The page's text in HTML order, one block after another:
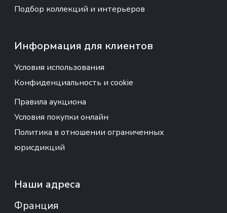
Подбор коллекций и интерьеров
Информация для клиентов
Условия использования
Конфиденциальность и cookie
Правила аукциона
Условия покупки онлайн
Политика в отношении ограниченных
юрисдикций
Наши адреса
Франция